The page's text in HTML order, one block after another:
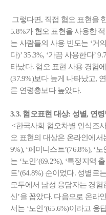
그렇다면, 직접 혐오 표현을
5.8%가 혐오 표현을 사용한
는 사람들의 사용 빈도는 ‘거
다)’ 35.3%, ‘가끔 사용한다’
타났다. 혐오 표현 사용 경험
(37.9%)보다 높게 나타났고,
른 연령층보다 높았다.
3.3. 혐오표현 대상: 성별, 연
<한국사회 혐오차별 인식조
오 표현의 대상은 온라인에서
9%), ‘페미니스트’(76.8%), ‘
는 ‘노인’(69.2%), ‘특정지역
트’(64.8%) 순이었다. 성별로
모두에서 남성 응답자는 경험
신’을 꼽았다. 다음으로 온라
서는 ‘노인’(65.6%)이라고 응